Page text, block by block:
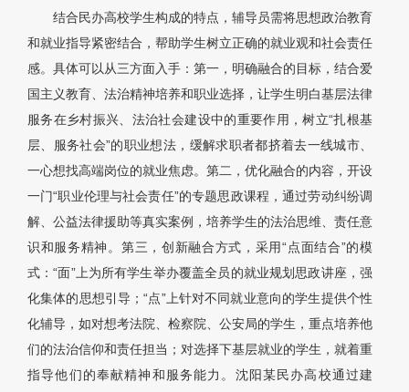
结合民办高校学生构成的特点，辅导员需将思想政治教育
和就业指导紧密结合，帮助学生树立正确的就业观和社会责任
感。具体可以从三方面入手：第一，明确融合的目标，结合爱
国主义教育、法治精神培养和职业选择，让学生明白基层法律
服务在乡村振兴、法治社会建设中的重要作用，树立“扎根基
层、服务社会”的职业想法，缓解求职者都挤着去一线城市、
一心想找高端岗位的就业焦虑。第二，优化融合的内容，开设
一门“职业伦理与社会责任”的专题思政课程，通过劳动纠纷调
解、公益法律援助等真实案例，培养学生的法治思维、责任意
识和服务精神。第三，创新融合方式，采用“点面结合”的模
式：“面”上为所有学生举办覆盖全员的就业规划思政讲座，强
化集体的思想引导；“点”上针对不同就业意向的学生提供个性
化辅导，如对想考法院、检察院、公安局的学生，重点培养他
们的法治信仰和责任担当；对选择下基层就业的学生，就着重
指导他们的奉献精神和服务能力。沈阳某民办高校通过建